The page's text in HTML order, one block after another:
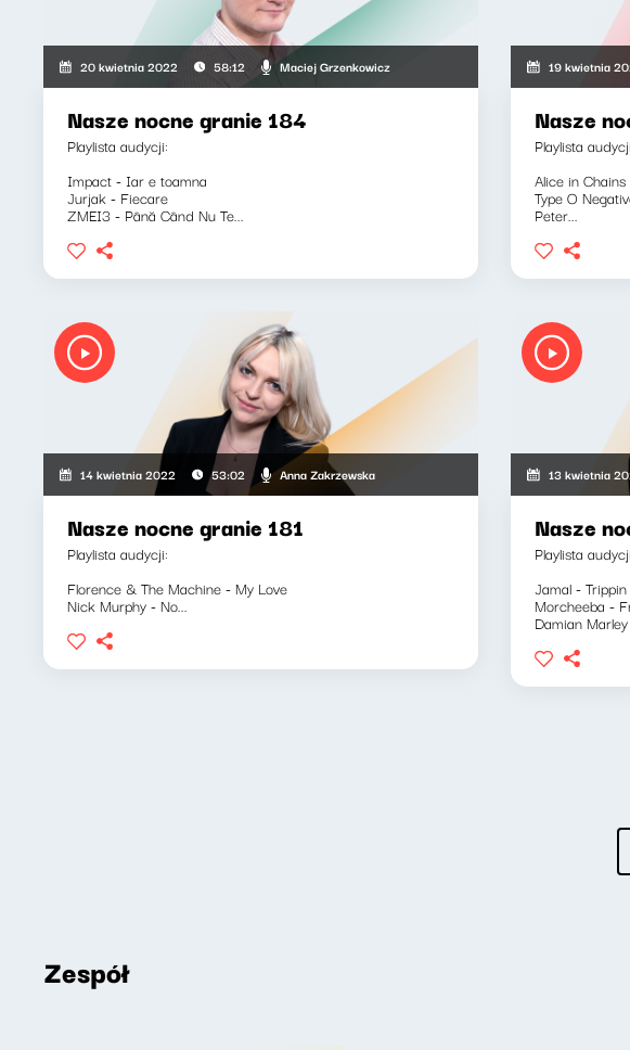
20 kwietnia 2022 58:12 Maciej Grzenkowicz
Nasze nocne granie 184
Playlista audycji:
Impact - Iar e toamna
Jurjak - Fiecare
ZMEI3 - Până Când Nu Te...
19 kwietnia
Nasze
Playlista
Alice in
Type O
Peter...
14 kwietnia 2022 53:02 Anna Zakrzewska
Nasze nocne granie 181
Playlista audycji:
Florence & The Machine - My Love
Nick Murphy - No...
13 kwietnia
Nasze
Playlista
Jamal - Trippin
Morcheeba -
Damian
Zespół